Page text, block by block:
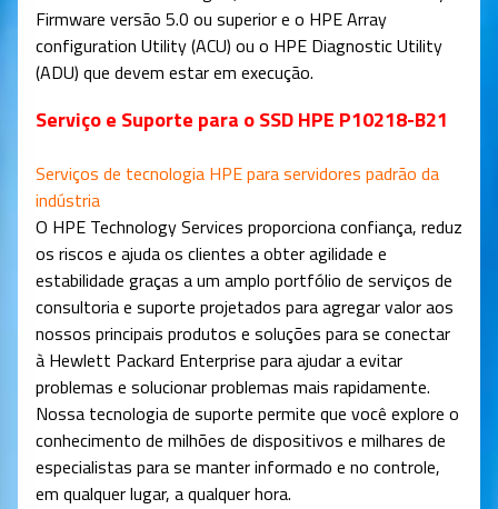
Firmware versão 5.0 ou superior e o HPE Array
configuration Utility (ACU) ou o HPE Diagnostic Utility
(ADU) que devem estar em execução.
Serviço e Suporte para o SSD HPE P10218-B21
Serviços de tecnologia HPE para servidores padrão da
indústria
O HPE Technology Services proporciona confiança, reduz
os riscos e ajuda os clientes a obter agilidade e
estabilidade graças a um amplo portfólio de serviços de
consultoria e suporte projetados para agregar valor aos
nossos principais produtos e soluções para se conectar
à Hewlett Packard Enterprise para ajudar a evitar
problemas e solucionar problemas mais rapidamente.
Nossa tecnologia de suporte permite que você explore o
conhecimento de milhões de dispositivos e milhares de
especialistas para se manter informado e no controle,
em qualquer lugar, a qualquer hora.